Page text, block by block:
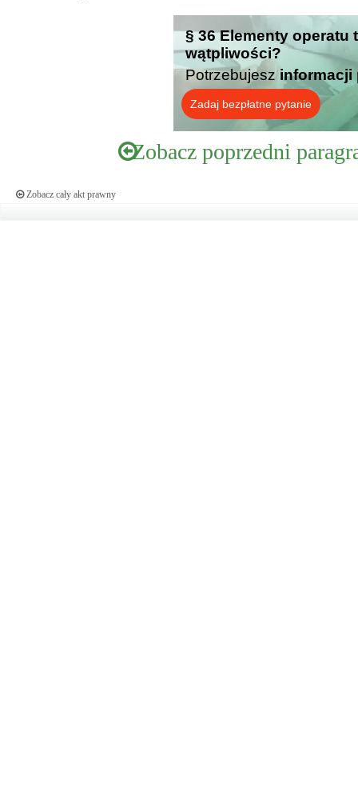
§ 36 Elementy operatu
wątpliwości?
Potrzebujesz informacji
Zadaj bezpłatne pytanie
Zobacz poprzedni
Zobacz cały akt prawny